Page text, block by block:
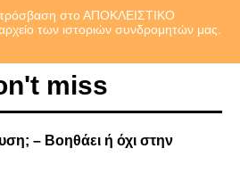
πρόσβαση στο ΑΠΟΚΛΕΙΣΤΙΚΟ
των ιστοριών συνδρομητών μας.
miss
– Βοηθάει ή όχι στην